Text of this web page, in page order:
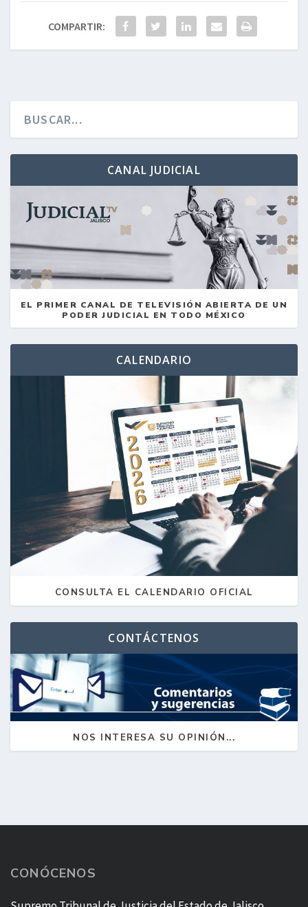
COMPARTIR:
CANAL JUDICIAL
EL PRIMER CANAL DE TELEVISIÓN ABIERTA DE UN
PODER JUDICIAL EN TODO MÉXICO
CALENDARIO
CONSULTA EL CALENDARIO OFICIAL
CONTÁCTENOS
NOS INTERESA SU OPINIÓN...
CONÓCENOS